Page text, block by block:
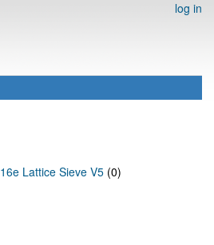
log in
16e Lattice Sieve V5 (0)